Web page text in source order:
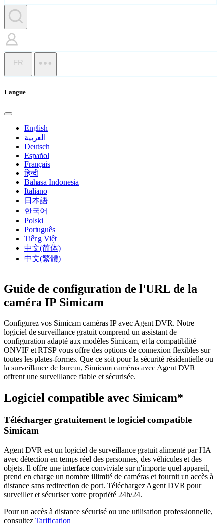
FR
Langue
English
العربية
Deutsch
Español
Français
हिन्दी
Bahasa Indonesia
Italiano
日本語
한국어
Polski
Português
Tiếng Việt
中文(简体)
中文(繁體)
Guide de configuration de l'URL de la
caméra IP Simicam
Configurez vos Simicam caméras IP avec Agent DVR. Notre
logiciel de surveillance gratuit comprend un assistant de
configuration adapté aux modèles Simicam, et la compatibilité
ONVIF et RTSP vous offre des options de connexion flexibles sur
toutes les plates-formes. Que ce soit pour la sécurité résidentielle ou
la surveillance de bureau, Simicam caméras avec Agent DVR
offrent une surveillance fiable et sécurisée.
Logiciel compatible avec Simicam*
Télécharger gratuitement le logiciel compatible
Simicam
Agent DVR est un logiciel de surveillance gratuit alimenté par l'IA
avec détection en temps réel des personnes, des véhicules et des
objets. Il offre une interface conviviale sur n'importe quel appareil,
prend en charge un nombre illimité de caméras et fournit un accès à
distance sans redirection de port. Téléchargez Agent DVR pour
surveiller et sécuriser votre propriété 24h/24.
Pour un accès à distance sécurisé ou une utilisation professionnelle,
consultez Tarification